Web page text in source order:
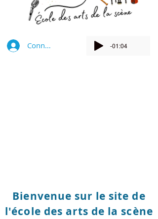
Connexion -01:04
Bienvenue sur le site de
l'école des arts de la scène